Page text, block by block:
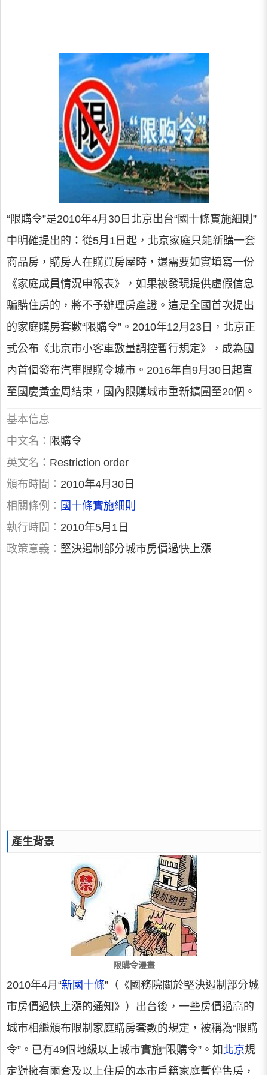
“限購令”是2010年4月30日北京出台“國十條實施細則”
中明確提出的：從5月1日起，北京家庭只能新購一套
商品房，購房人在購買房屋時，還需要如實填寫一份
《家庭成員情況申報表》，如果被發現提供虛假信息
騙購住房的，將不予辦理房產證。這是全國首次提出
的家庭購房套數“限購令”。2010年12月23日，北京正
式公布《北京市小客車數量調控暫行規定》，成為國
內首個發布汽車限購令城市。2016年自9月30日起直
至國慶黃金周結束，國內限購城市重新擴圍至20個。
基本信息
中文名： 限購令
英文名： Restriction order
頒布時間： 2010年4月30日
相關條例： 國十條實施細則
執行時間： 2010年5月1日
政策意義： 堅決遏制部分城市房價過快上漲
產生背景
限購令漫畫
2010年4月“新國十條”（《國務院關於堅決遏制部分城
市房價過快上漲的通知》）出台後，一些房價過高的
城市相繼頒布限制家庭購房套數的規定，被稱為“限購
令”。已有49個地級以上城市實施“限購令”。如 北京規
定對擁有兩套及以上住房的本市戶籍家庭暫停售房，